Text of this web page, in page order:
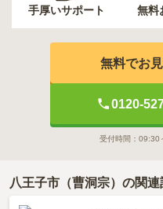
手厚いサポート 無料
無料でお
0120-
受付時間： 09:30
八王子市（曹洞宗）の関連